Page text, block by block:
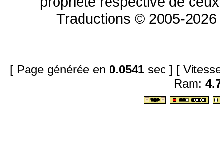
Traductions © 2005-
[ Page générée en 0.0541 sec ] [
Ram: